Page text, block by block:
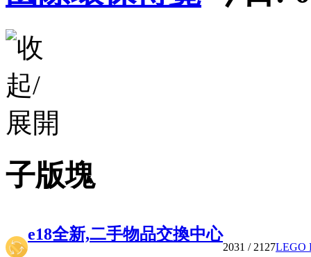
子版塊
e18全新,二手物品交換中心
2031 / 2127LEGO